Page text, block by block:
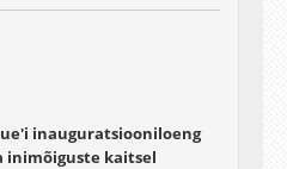
inauguratsiooniloeng
inimõiguste kaitsel